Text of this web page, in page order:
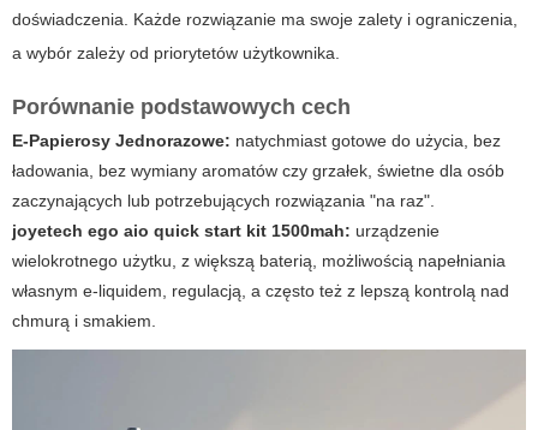
doświadczenia. Każde rozwiązanie ma swoje zalety i ograniczenia,
a wybór zależy od priorytetów użytkownika.
Porównanie podstawowych cech
E-Papierosy Jednorazowe: natychmiast gotowe do użycia, bez
ładowania, bez wymiany aromatów czy grzałek, świetne dla osób
zaczynających lub potrzebujących rozwiązania "na raz".
joyetech ego aio quick start kit 1500mah: urządzenie
wielokrotnego użytku, z większą baterią, możliwością napełniania
własnym e-liquidem, regulacją, a często też z lepszą kontrolą nad
chmurą i smakiem.